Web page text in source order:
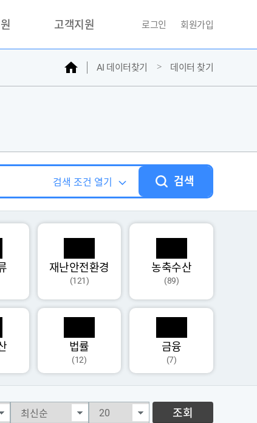
고객지원
문의하기
자주찾는질문
로그인 회원가입
홈 AI 데이터찾기 데이터 찾기
검색 조건 열기 검색
재난안전환경
(121)
농축수산
(89)
법률
(12)
금융
(7)
조회